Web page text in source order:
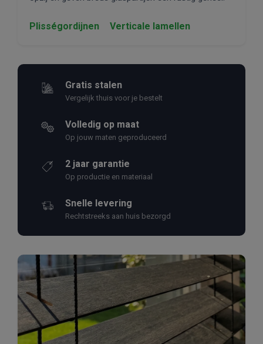
Plisségordijnen Verticale lamellen
Gratis stalen
Vergelijk thuis voor je bestelt
Volledig op maat
Op jouw maten geproduceerd
2 jaar garantie
Op productie en materiaal
Snelle levering
Rechtstreeks aan huis bezorgd